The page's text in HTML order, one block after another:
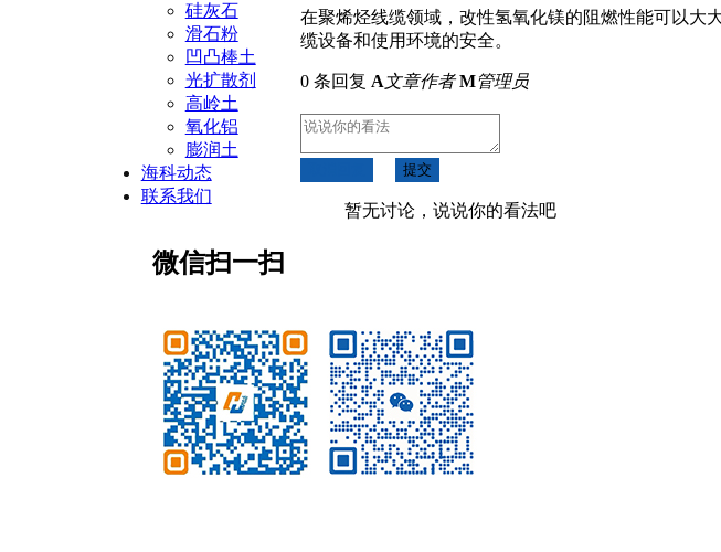
硅灰石
滑石粉
凹凸棒土
光扩散剂
高岭土
氧化铝
膨润土
海科动态
联系我们
在聚烯烃线缆领域，改性氢氧化镁的阻燃性能可以大
缆设备和使用环境的安全。
0 条回复 A文章作者 M管理员
提交
暂无讨论，说说你的看法吧
微信扫一扫